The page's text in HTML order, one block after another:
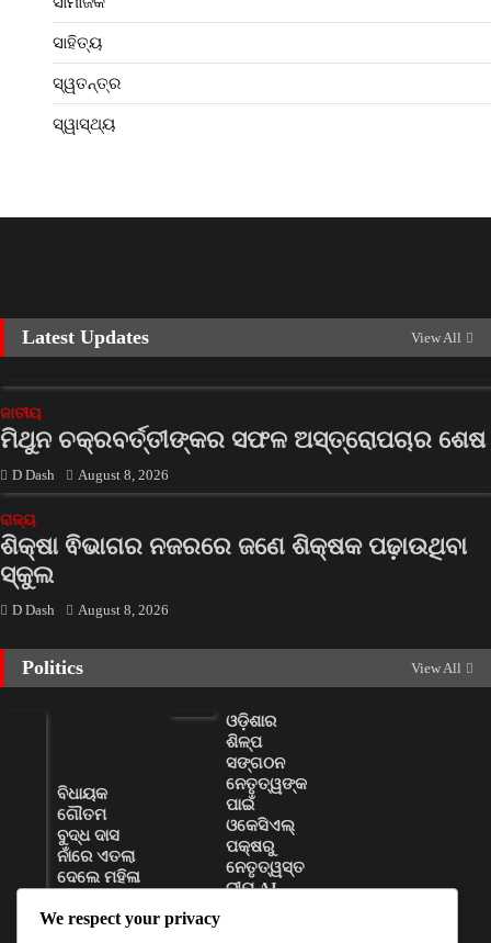
ସାହିତ୍ୟ
ସ୍ୱତନ୍ତ୍ର
ସ୍ୱାସ୍ଥ୍ୟ
Latest Updates View All
ଜାତୀୟ
ମିଥୁନ ଚକ୍ରବର୍ତ୍ତୀଙ୍କର ସଫଳ ଅସ୍ତ୍ରୋପଚାର ଶେଷ
D Dash August 8, 2026
ରାଜ୍ୟ
ଶିକ୍ଷା ଵିଭାଗର ନଜରରେ ଜଣେ ଶିକ୍ଷକ ପଢ଼ାଉଥିବା
ସ୍କୁଲ
D Dash August 8, 2026
Politics View All
ବିଧାୟକ
ଗୌତମ
ବୁଦ୍ଧ ଦାସ
ନାଁରେ ଏତଲା
ଦେଲେ ମହିଳା
D Dash
ଓଡ଼ିଶାର
ଶିଳ୍ପ
ସଙ୍ଗଠନ
ନେତୃତ୍ୱଙ୍କ
ପାଇଁ
ଓକେସିଏଲ୍
ପକ୍ଷରୁ
ନେତୃତ୍ୱସ୍ତ
ରୀୟ AI
We respect your privacy